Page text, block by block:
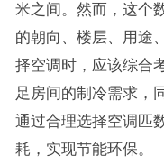
米之间。然而，这个
的朝向、楼层、用途
择空调时，应该综合
足房间的制冷需求，
通过合理选择空调匹
耗，实现节能环保。